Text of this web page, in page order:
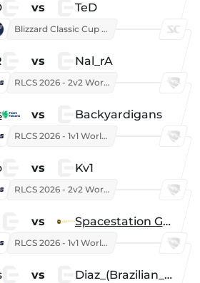
vs TeD
Blizzard Classic Cup 2026
vs Nal_rA
RLCS 2026 - 2v2 World Championship
vs Backyardigans
RLCS 2026 - 1v1 World Championship
vs Kv1
RLCS 2026 - 2v2 World Championship
vs Spacestation Gaming
RLCS 2026 - 1v1 World Championship
vs Diaz_(Brazilian_Player)